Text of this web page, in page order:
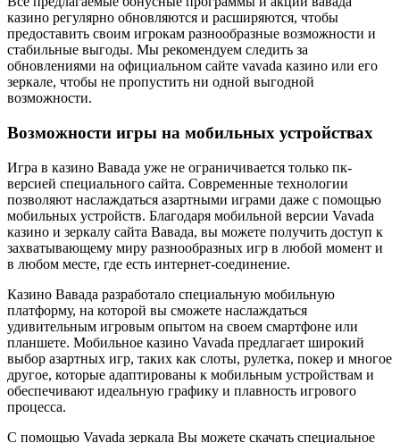
казино регулярно обновляются и расширяются, чтобы
предоставить своим игрокам разнообразные возможности и
стабильные выгоды. Мы рекомендуем следить за
обновлениями на официальном сайте vavada казино или его
зеркале, чтобы не пропустить ни одной выгодной
возможности.
Возможности игры на мобильных устройствах
Игра в казино Вавада уже не ограничивается только пк-
версией специального сайта. Современные технологии
позволяют наслаждаться азартными играми даже с помощью
мобильных устройств. Благодаря мобильной версии Vavada
казино и зеркалу сайта Вавада, вы можете получить доступ к
захватывающему миру разнообразных игр в любой момент и
в любом месте, где есть интернет-соединение.
Казино Вавада разработало специальную мобильную
платформу, на которой вы сможете наслаждаться
удивительным игровым опытом на своем смартфоне или
планшете. Мобильное казино Vavada предлагает широкий
выбор азартных игр, таких как слоты, рулетка, покер и многое
другое, которые адаптированы к мобильным устройствам и
обеспечивают идеальную графику и плавность игрового
процесса.
С помощью Vavada зеркала Вы можете скачать специальное